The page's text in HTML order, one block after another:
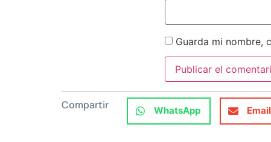
Guarda mi nombre,
Compartir WhatsApp Email